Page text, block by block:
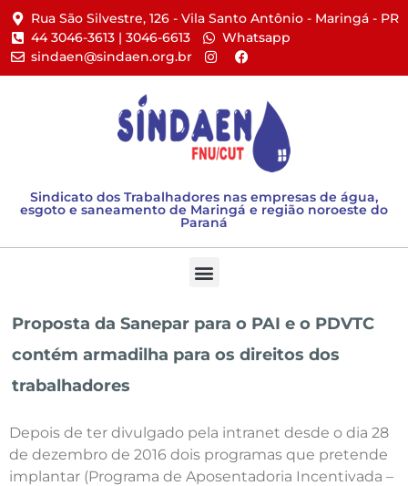
Rua São Silvestre, 126 - Vila Santo Antônio - Maringá - PR​
44 3046-3613 | 3046-6613​
Whatsapp
sindaen@sindaen.org.br
Sindicato dos Trabalhadores nas empresas de água,
esgoto e saneamento de Maringá e região noroeste do
Paraná
Proposta da Sanepar para o PAI e o PDVTC
contém armadilha para os direitos dos
trabalhadores
Depois de ter divulgado pela intranet desde o dia 28
de dezembro de 2016 dois programas que pretende
implantar (Programa de Aposentadoria Incentivada –